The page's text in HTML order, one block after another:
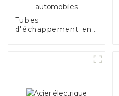
Tubes
d'échappement en